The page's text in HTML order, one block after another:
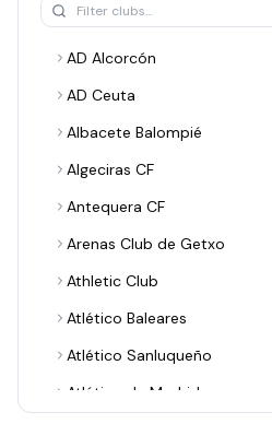
AD Alcorcón
AD Ceuta
Albacete Balompié
Algeciras CF
Antequera CF
Arenas Club de Getxo
Athletic Club
Atlético Baleares
Atlético Sanluqueño
Atlético de Madrid